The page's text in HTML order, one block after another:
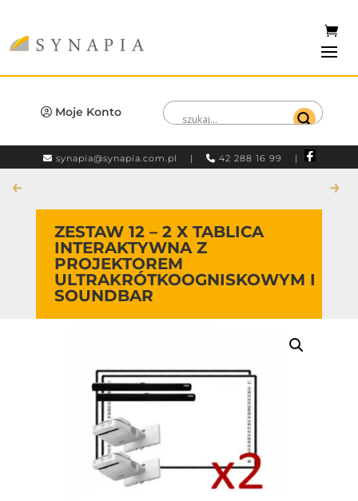
Moje Konto
synapia@synapia.com.pl | 42 288 16 99 |
← →
ZESTAW 12 – 2 X TABLICA
INTERAKTYWNA Z
PROJEKTOREM
ULTRAKRÓTKOOGNISKOWYM I
SOUNDBAR